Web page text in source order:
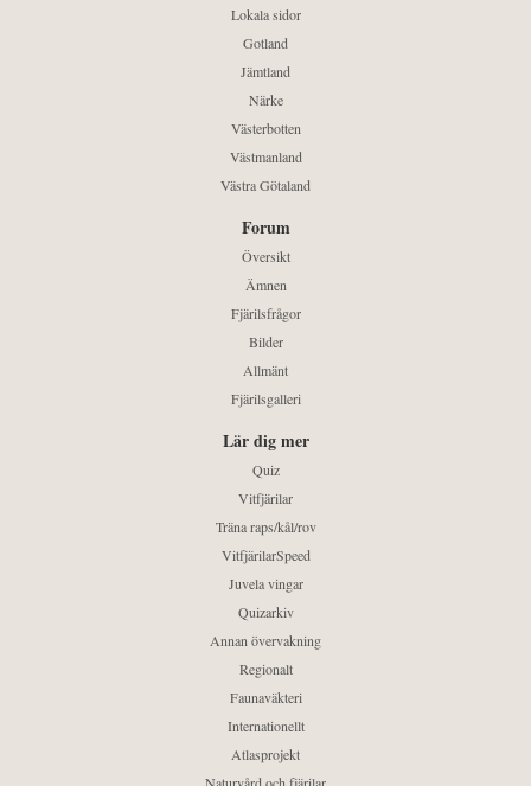
Lokala sidor
Gotland
Jämtland
Närke
Västerbotten
Västmanland
Västra Götaland
Forum
Översikt
Ämnen
Fjärilsfrågor
Bilder
Allmänt
Fjärilsgalleri
Lär dig mer
Quiz
Vitfjärilar
Träna raps/kål/rov
VitfjärilarSpeed
Juvela vingar
Quizarkiv
Annan övervakning
Regionalt
Faunaväkteri
Internationellt
Atlasprojekt